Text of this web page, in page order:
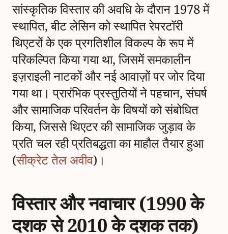
सांस्कृतिक विस्तार की अवधि के दौरान 1978 में
स्थापित, बीट लेसिन को स्थापित रेपरटॉरी
थिएटरों के एक प्रगतिशील विकल्प के रूप में
परिकल्पित किया गया था, जिसमें समकालीन
इज़राइली नाटकों और नई आवाज़ों पर जोर दिया
गया था। प्रारंभिक प्रस्तुतियों ने पहचान, संघर्ष
और सामाजिक परिवर्तन के विषयों को संबोधित
किया, जिससे थिएटर की सामाजिक जुड़ाव के
प्रति चल रही प्रतिबद्धता का माहौल तैयार हुआ
(सीक्रेट तेल अवीव)।
विस्तार और नवाचार (1990 के
दशक से 2010 के दशक तक)